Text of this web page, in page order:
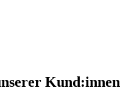
Kund:innen